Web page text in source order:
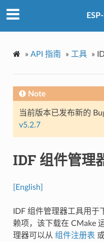
» API 指南 » 工具 »
Note
当前版本已发布新的
v5.2.7
IDF 组件管理
[English]
IDF 组件管理器工具用于
赖项，该下载在 CMake
理器可以从 组件注册表